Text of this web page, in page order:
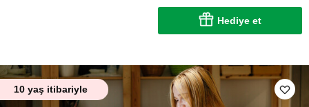
Hediye et
10 yaş itibariyle